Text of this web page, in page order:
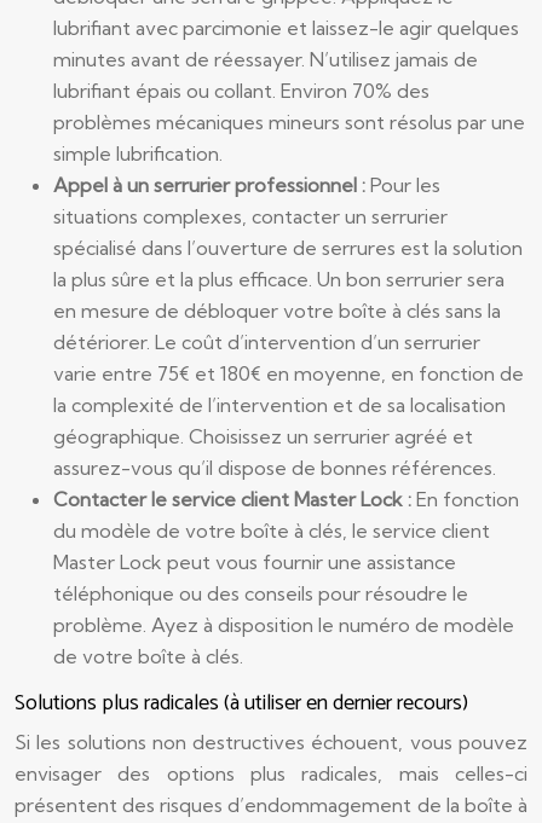
lubrifiant avec parcimonie et laissez-le agir quelques
minutes avant de réessayer. N’utilisez jamais de
lubrifiant épais ou collant. Environ 70% des
problèmes mécaniques mineurs sont résolus par une
simple lubrification.
Appel à un serrurier professionnel : Pour les
situations complexes, contacter un serrurier
spécialisé dans l’ouverture de serrures est la solution
la plus sûre et la plus efficace. Un bon serrurier sera
en mesure de débloquer votre boîte à clés sans la
détériorer. Le coût d’intervention d’un serrurier
varie entre 75€ et 180€ en moyenne, en fonction de
la complexité de l’intervention et de sa localisation
géographique. Choisissez un serrurier agréé et
assurez-vous qu’il dispose de bonnes références.
Contacter le service client Master Lock : En fonction
du modèle de votre boîte à clés, le service client
Master Lock peut vous fournir une assistance
téléphonique ou des conseils pour résoudre le
problème. Ayez à disposition le numéro de modèle
de votre boîte à clés.
Solutions plus radicales (à utiliser en dernier recours)
Si les solutions non destructives échouent, vous pouvez
envisager des options plus radicales, mais celles-ci
présentent des risques d’endommagement de la boîte à